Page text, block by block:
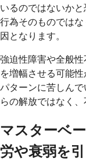
いるのではないかと
行為そのものでは
因となります。
強迫性障害や全般
を増幅させる可能
パターンに苦しん
らの解放ではなく
マスターベ
労や衰弱を